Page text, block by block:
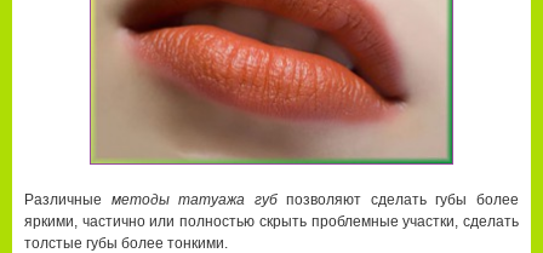
Различные методы татуажа губпозволяют сделать губы более
яркими, частично или полностью скрыть проблемные участки, сделать
толстые губы более тонкими.